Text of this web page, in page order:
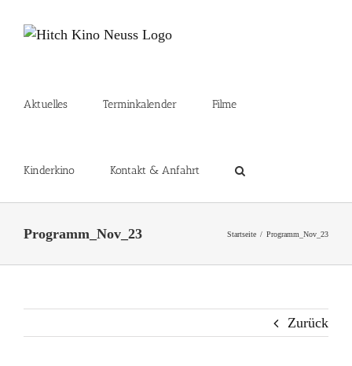
Inhalt
Aktuelles Terminkalender Filme
Kinderkino Kontakt & Anfahrt
Programm_Nov_23 Startseite Programm_Nov_23
Zurück